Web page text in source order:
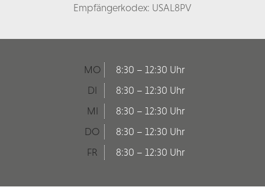
Empfängerkodex: USAL8PV
MO
8:30 – 12:30 Uhr
DI
8:30 – 12:30 Uhr
MI
8:30 – 12:30 Uhr
DO
8:30 – 12:30 Uhr
FR
8:30 – 12:30 Uhr